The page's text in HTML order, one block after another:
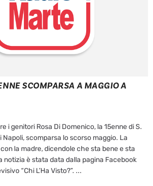
SCOMPARSA A MAGGIO A
i genitori Rosa Di Domenico, la 15enne di S.
scomparsa lo scorso maggio. La
la madre, dicendole che sta bene e sta
notizia è stata data dalla pagina Facebook
“Chi L’Ha Visto?”. ...